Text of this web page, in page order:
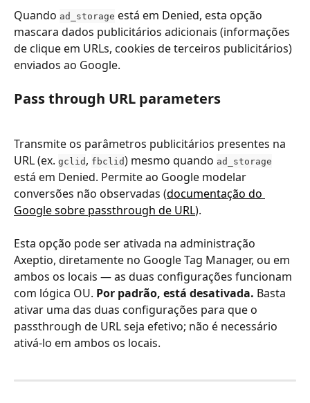
Quando ad_storage está em Denied, esta opção
mascara dados publicitários adicionais (informações
de clique em URLs, cookies de terceiros publicitários)
enviados ao Google.
Pass through URL parameters
Transmite os parâmetros publicitários presentes na
URL (ex. gclid , fbclid) mesmo quando ad_storage
está em Denied. Permite ao Google modelar
conversões não observadas (documentação do
Google sobre passthrough de URL).
Esta opção pode ser ativada na administração
Axeptio, diretamente no Google Tag Manager, ou em
ambos os locais — as duas configurações funcionam
com lógica OU. Por padrão, está desativada. Basta
ativar uma das duas configurações para que o
passthrough de URL seja efetivo; não é necessário
ativá-lo em ambos os locais.